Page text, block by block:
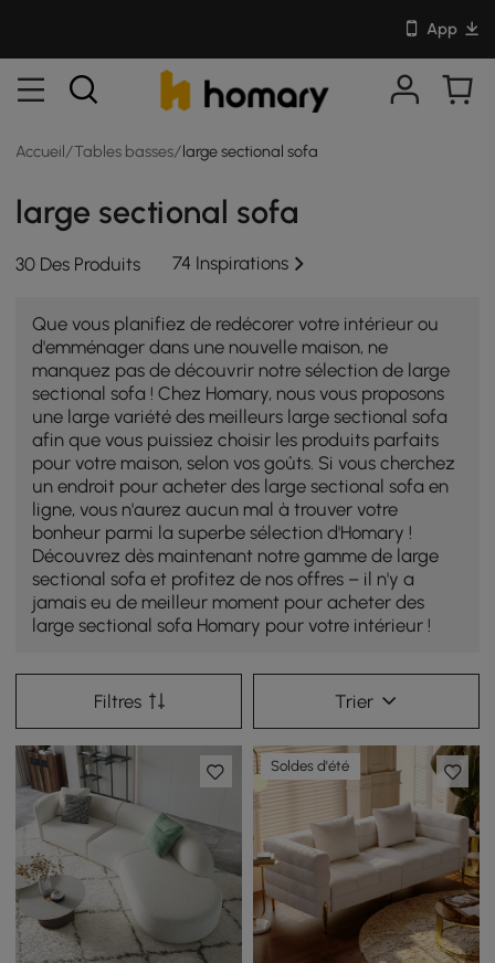
App
Accueil/Tables basses/ large sectional sofa
large sectional sofa
30 Des Produits 74 Inspirations
Que vous planifiez de redécorer votre intérieur ou
d'emménager dans une nouvelle maison, ne
manquez pas de découvrir notre sélection de large
sectional sofa ! Chez Homary, nous vous proposons
une large variété des meilleurs large sectional sofa
afin que vous puissiez choisir les produits parfaits
pour votre maison, selon vos goûts. Si vous cherchez
un endroit pour acheter des large sectional sofa en
ligne, vous n'aurez aucun mal à trouver votre
bonheur parmi la superbe sélection d'Homary !
Découvrez dès maintenant notre gamme de large
sectional sofa et profitez de nos offres – il n'y a
jamais eu de meilleur moment pour acheter des
large sectional sofa Homary pour votre intérieur !
Filtres Trier
Soldes d'été